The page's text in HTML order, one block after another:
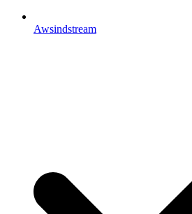
Awsindstream